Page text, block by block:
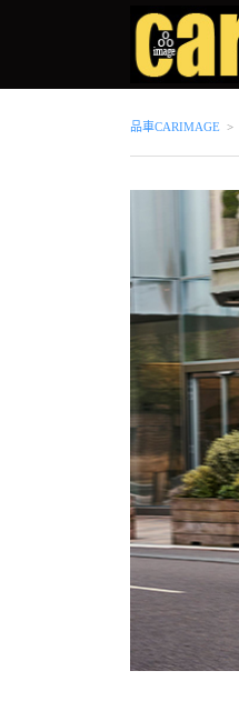
品車CARIMAGE >